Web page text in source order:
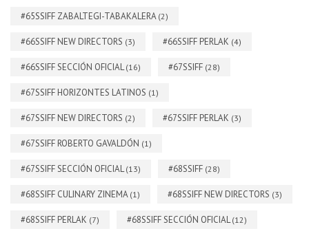
#65SSIFF ZABALTEGI-TABAKALERA (2)
#66SSIFF NEW DIRECTORS (3) #66SSIFF PERLAK (4)
#66SSIFF SECCIÓN OFICIAL(16) #67SSIFF (28)
#67SSIFF HORIZONTES LATINOS (1)
#67SSIFF NEW DIRECTORS (2) #67SSIFF PERLAK (3)
#67SSIFF ROBERTO GAVALDÓN (1)
#67SSIFF SECCIÓN OFICIAL(13) #68SSIFF (28)
#68SSIFF CULINARY ZINEMA (1) #68SSIFF NEW DIRECTORS (3)
#68SSIFF PERLAK (7) #68SSIFF SECCIÓN OFICIAL(12)